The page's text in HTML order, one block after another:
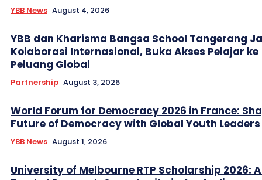
YBB News August 4, 2026
YBB dan Kharisma Bangsa School Tangerang
Kolaborasi Internasional, Buka Akses Pelajar ke
Peluang Global
Partnership August 3, 2026
World Forum for Democracy 2026 in France:
Future of Democracy with Global Youth
YBB News August 1, 2026
University of Melbourne RTP Scholarship 2026: